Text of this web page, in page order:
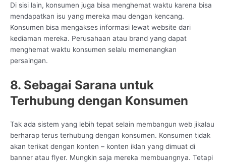
Di sisi lain, konsumen juga bisa menghemat waktu karena bisa
mendapatkan isu yang mereka mau dengan kencang.
Konsumen bisa mengakses informasi lewat website dari
kediaman mereka. Perusahaan atau brand yang dapat
menghemat waktu konsumen selalu memenangkan
persaingan.
8. Sebagai Sarana untuk
Terhubung dengan Konsumen
Tak ada sistem yang lebih tepat selain membangun web jikalau
berharap terus terhubung dengan konsumen. Konsumen tidak
akan terikat dengan konten – konten iklan yang dimuat di
banner atau flyer. Mungkin saja mereka membuangnya. Tetapi
CS Lenteraweb
Online